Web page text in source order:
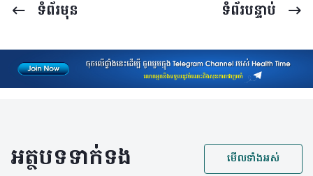
ទំព័រ​មុន ទំព័រ​បន្ទាប់
អត្ថបទទាក់ទង មើលទាំងអស់